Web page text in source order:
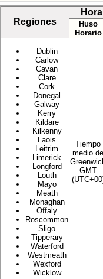
Regiones
Huso
Horario
Dublin
Carlow
Cavan
Clare
Cork
Donegal
Galway
Kerry
Kildare
Kilkenny
Laois
Leitrim
Limerick
Longford
Louth
Mayo
Meath
Monaghan
Offaly
Roscommon
Sligo
Tipperary
Waterford
Westmeath
Wexford
Wicklow
Tiempo
medio de
GMT